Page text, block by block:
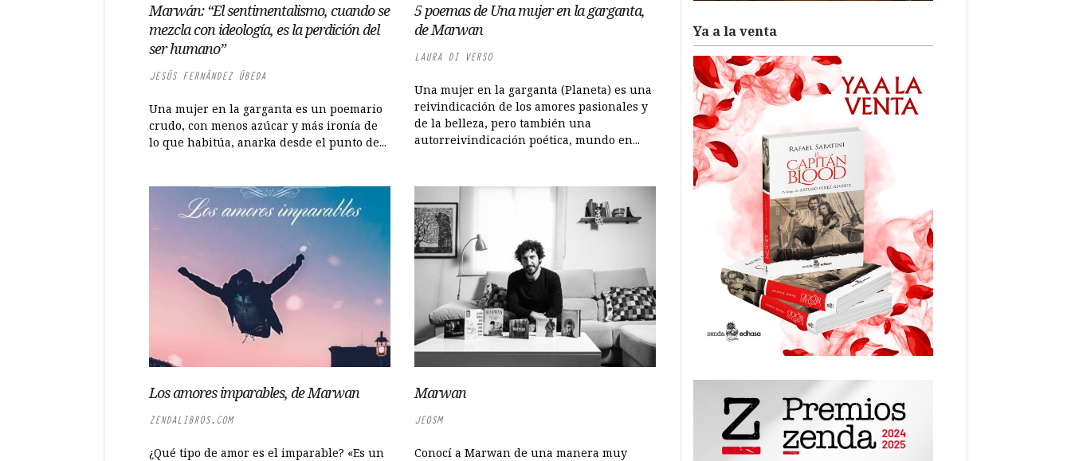
Marwán: “El sentimentalismo, cuando se
mezcla con ideología, es la perdición del
ser humano”
JESÚS FERNÁNDEZ ÚBEDA
Una mujer en la garganta es un poemario
crudo, con menos azúcar y más ironía de
lo que habitúa, anarka desde el punto de...
5 poemas de Una mujer en la garganta,
de Marwan
LAURA DI VERSO
Una mujer en la garganta (Planeta) es una
reivindicación de los amores pasionales y
de la belleza, pero también una
autorreivindicación poética, mundo en...
Los amores imparables, de Marwan
ZENDALIBROS.COM
¿Qué tipo de amor es el imparable? «Es un
Marwan
JEOSM
Conocí a Marwan de una manera muy
Ya a la venta